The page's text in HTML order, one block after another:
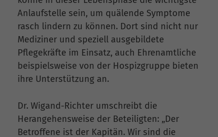
Anlaufstelle sein, um quälende Symptome
rasch lindern zu können. Dort sind nicht nur
Mediziner und speziell ausgebildete
Pflegekräfte im Einsatz, auch Ehrenamtliche
beispielsweise von der Hospizgruppe bieten
ihre Unterstützung an.
Dr. Wigand-Richter umschreibt die
Herangehensweise der Beteiligten: „Der
Betroffene ist der Kapitän. Wir sind die